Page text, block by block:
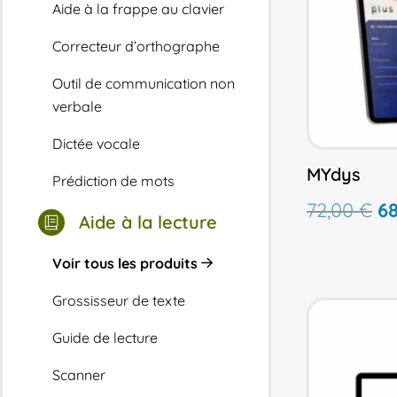
Aide à la frappe au clavier
Correcteur d’orthographe
Outil de communication non
verbale
Dictée vocale
Prédiction de mots
Aide à la lecture
Voir tous les produits
Grossisseur de texte
Guide de lecture
Scanner
MYdys
72,00€